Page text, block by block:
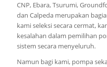
CNP, Ebara, Tsurumi,
dan Calpeda merupakan
kami seleksi secara cermat,
kesalahan dalam pemilihan
sistem secara menyeluruh.
Namun bagi kami, pompa